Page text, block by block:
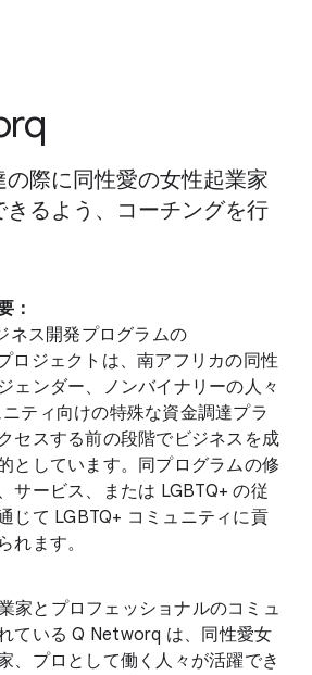
際に同性愛の女性起業家
きるよう、コーチングを行
：
ネス開発プログラムの
ロジェクトは、南アフリカの同性
ェンダー、ノンバイナリーの人々
ティ向けの特殊な資金調達プラ
セスする前の段階でビジネスを成
としています。同プログラムの修
サービス、または LGBTQ+ の従
じて LGBTQ+ コミュニティに貢
れます。
家とプロフェッショナルのコミュ
ている Q Networq は、同性愛女
、プロとして働く人々が活躍でき